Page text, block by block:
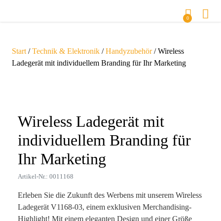
0
Start /Technik & Elektronik /Handyzubehör/ Wireless
Ladegerät mit individuellem Branding für Ihr Marketing
Wireless Ladegerät mit
individuellem Branding für
Ihr Marketing
Artikel-Nr.: 0011168
Erleben Sie die Zukunft des Werbens mit unserem Wireless
Ladegerät V1168-03, einem exklusiven Merchandising-
Highlight! Mit einem eleganten Design und einer Größe